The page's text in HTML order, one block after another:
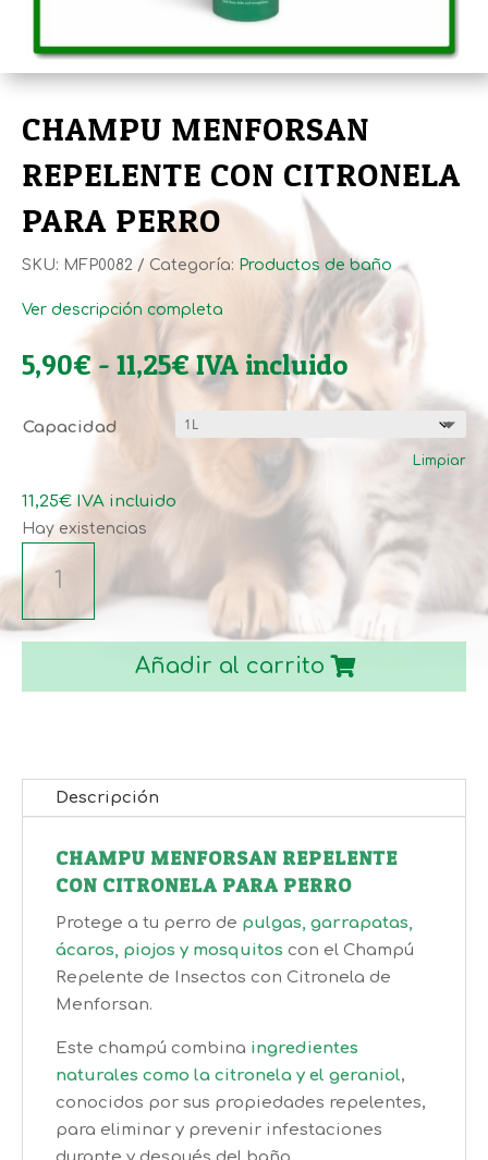
CHAMPU MENFORSAN
REPELENTE CON CITRONELA
PARA PERRO
SKU: MFP0082 Categoría: Productos de baño
Ver descripción completa
5,90€ - 11,25€Rango
de
precios:
desde
hasta
11,25€
IVA incluido
Capacidad
Limpiar
11,25€ IVA incluido
Hay existencias
MENFORSAN
REPELENTE
CON
PARA
Añadir al carrito
Descripción
CHAMPU MENFORSAN REPELENTE
CON CITRONELA PARA PERRO
Protege a tu perro de pulgas, garrapatas,
ácaros, piojos y mosquitos con el Champú
Repelente de Insectos con Citronela de
Menforsan.
Este champú combina ingredientes
naturales como la citronela y el geraniol,
conocidos por sus propiedades repelentes,
para eliminar y prevenir infestaciones